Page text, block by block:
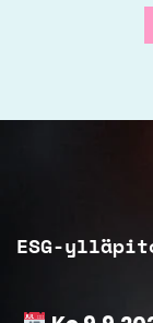
ESG-